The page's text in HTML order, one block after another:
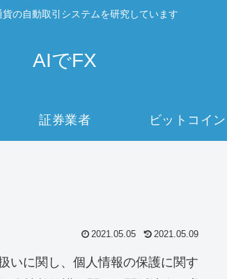
貨の自動取引システムを研究しています
AIでFX
証券業者 ビットコイン
2021.05.05 2021.05.09
いに関し、個人情報の保護に関す